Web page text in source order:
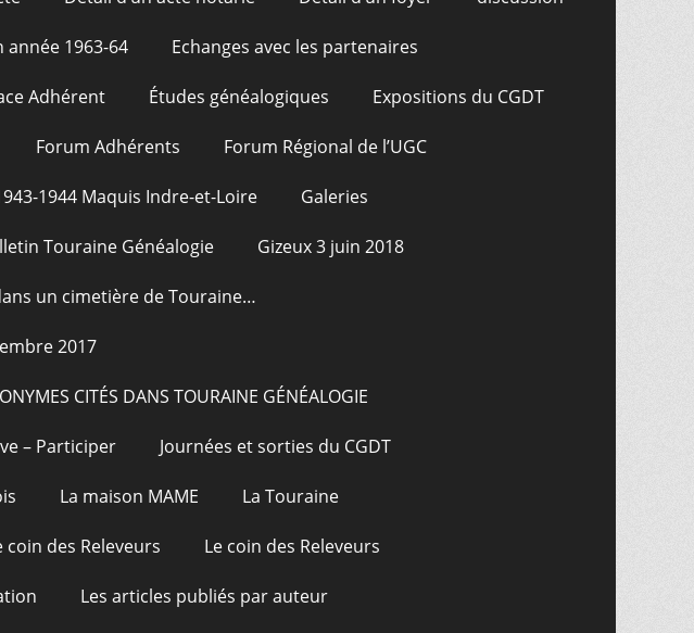
année 1963-64 Echanges avec les partenaires
Adhérent Études généalogiques Expositions du CGDT
Forum Adhérents Forum Régional de l’UGC
1944 Maquis Indre-et-Loire Galeries
Touraine Généalogie Gizeux 3 juin 2018
un cimetière de Touraine…
2017
CITÉS DANS TOURAINE GÉNÉALOGIE
– Participer Journées et sorties du CGDT
La maison MAME La Touraine
coin des Releveurs Le coin des Releveurs
Les articles publiés par auteur